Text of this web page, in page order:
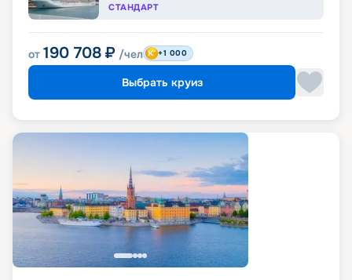
СТАНДАРТ
от 190 708 ₽ /чел +1 000
Выбрать круиз